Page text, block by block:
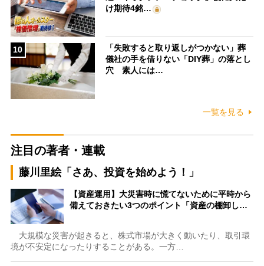
け期待4銘…
10
「失敗すると取り返しがつかない」葬
儀社の手を借りない「DIY葬」の落とし
穴 素人には…
一覧を見る
注目の著者・連載
藤川里絵「さあ、投資を始めよう！」
【資産運用】大災害時に慌てないために平時から
備えておきたい3つのポイント「資産の棚卸し…
大規模な災害が起きると、株式市場が大きく動いたり、取引環
境が不安定になったりすることがある。一方…